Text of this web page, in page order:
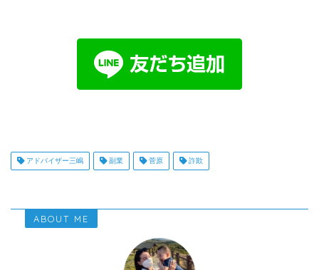
アドバイザー三嶋 副業 菅原 詐欺
ABOUT ME